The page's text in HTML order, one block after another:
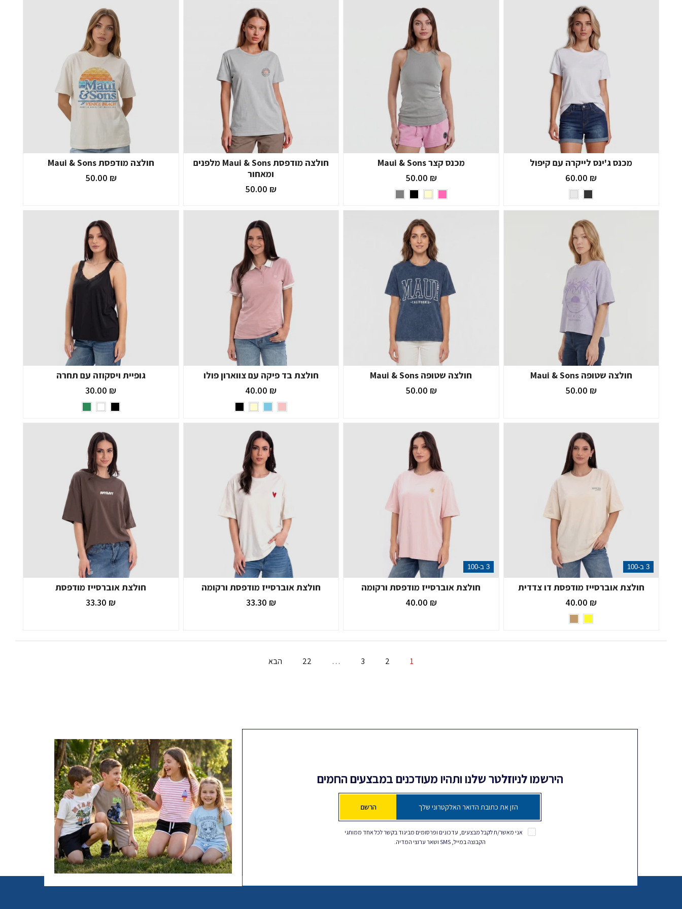
מכנס ג'ינס לייקרה עם קיפול
₪ 60.00
מכנס קצר Maui & Sons
₪ 50.00
חולצה מודפסת Maui & Sons מלפנים
ומאחור
₪ 50.00
חולצה מודפסת Maui & Sons
₪ 50.00
חולצה שטופה Maui & Sons
₪ 50.00
חולצה שטופה Maui & Sons
₪ 50.00
חולצת בד פיקה עם צווארון פולו
₪ 40.00
גופיית ויסקוזה עם תחרה
₪ 30.00
3 ב-100
חולצת אוברסייז מודפסת דו צדדית
₪ 40.00
3 ב-100
חולצת אוברסייז מודפסת ורקומה
₪ 40.00
חולצת אוברסייז מודפסת ורקומה
₪ 33.30
חולצת אוברסייז מודפסת
₪ 33.30
1
2
3
…
22 הבא
הירשמו לניוזלטר שלנו ותהיו מעודכנים במבצעים החמים
הרשם
אני מאשר/ת לקבל מבצעים, עדכונים ופרסומים מביגוד בקשר לכל אחד ממותגי
הקבוצה במייל, SMS ושאר ערוצי המדיה.